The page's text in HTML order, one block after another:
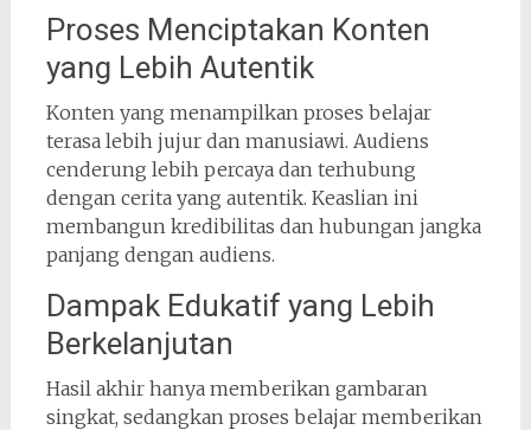
Proses Menciptakan Konten
yang Lebih Autentik
Konten yang menampilkan proses belajar
terasa lebih jujur dan manusiawi. Audiens
cenderung lebih percaya dan terhubung
dengan cerita yang autentik. Keaslian ini
membangun kredibilitas dan hubungan jangka
panjang dengan audiens.
Dampak Edukatif yang Lebih
Berkelanjutan
Hasil akhir hanya memberikan gambaran
singkat, sedangkan proses belajar memberikan